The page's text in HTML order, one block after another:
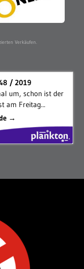
Verkäufen.
/ 2019
um, schon ist der
am Freitag...
→